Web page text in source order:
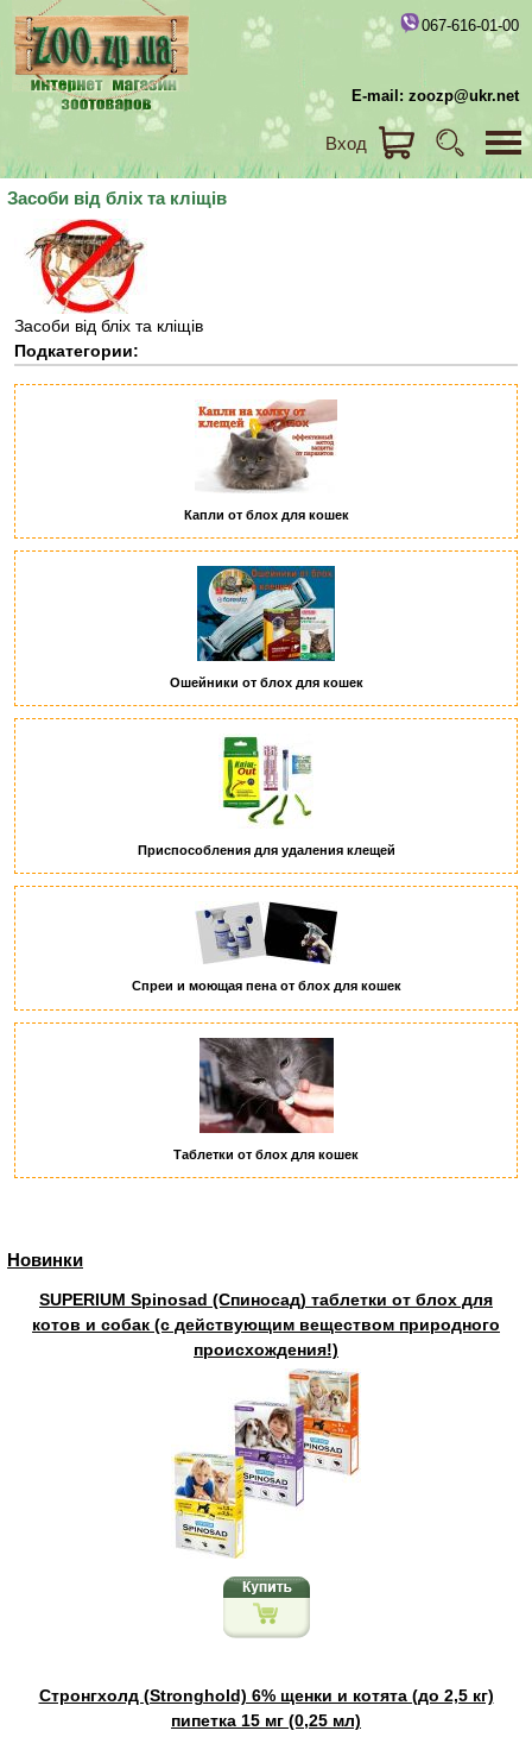
067-616-01-00
E-mail: zoozp@ukr.net
Вход
Засоби від бліх та кліщів
Засоби від бліх та кліщів
Подкатегории:
Капли от блох для кошек
Ошейники от блох для кошек
Приспособления для удаления клещей
Спреи и моющая пена от блох для кошек
Таблетки от блох для кошек
Новинки
SUPERIUM Spinosad (Спиносад) таблетки от блох для
котов и собак (с действующим веществом природного
происхождения!)
Стронгхолд (Stronghold) 6% щенки и котята (до 2,5 кг)
пипетка 15 мг (0,25 мл)